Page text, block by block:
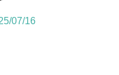
07/16